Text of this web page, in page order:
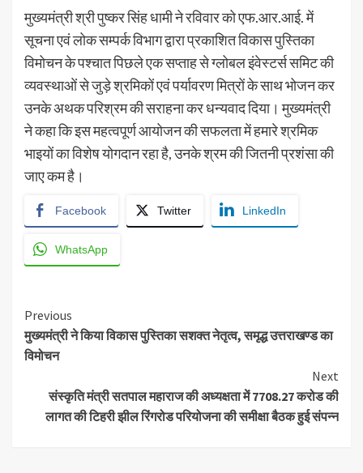
मुख्यमंत्री श्री पुष्कर सिंह धामी ने रविवार को एफ.आर.आई. में
सूचना एवं लोक सम्पर्क विभाग द्वारा प्रकाशित विकास पुस्तिका
विमोचन के पश्चात पिछले एक सप्ताह से ग्लोबल इंवेस्टर्स समिट की
व्यवस्थाओं से जुड़े श्रमिकों एवं पर्यावरण मित्रों के साथ भोजन कर
उनके अथक परिश्रम की सराहना कर धन्यवाद दिया। मुख्यमंत्री
ने कहा कि इस महत्वपूर्ण आयोजन की सफलता में हमारे श्रमिक
भाइयों का विशेष योगदान रहा है, उनके श्रम की जितनी प्रशंसा की
जाए कम है।
Facebook Twitter LinkedIn
WhatsApp
Continue
Reading
Previous
मुख्यमंत्री ने किया विकास पुस्तिका सशक्त नेतृत्व, समृद्ध उत्तराखण्ड का
विमोचन
Next
संस्कृति मंत्री सतपाल महाराज की अध्यक्षता में 7708.27 करोड की
लागत की टिहरी झील रिंगरोड परियोजना की समीक्षा बैठक हुई संपन्न